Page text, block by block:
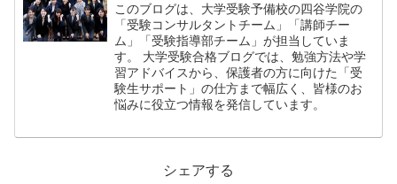
このブログは、大学受験予備校の四谷学院の
「受験コンサルタントチーム」「講師チー
ム」「受験指導部チーム」が担当していま
す。 大学受験合格ブログでは、勉強方法や学
習アドバイスから、保護者の方に向けた「受
験生サポート」の仕方まで幅広く、皆様のお
悩みに役立つ情報を発信しています。
シェアする